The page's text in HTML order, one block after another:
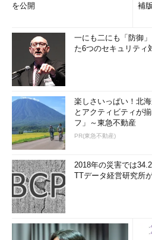
を公開
補
一にも二にも「防御
た6つのセキュリティ
楽しさいっぱい！北
とアクティビティが
フ」～東急不動産
PR(東急不動産)
2018年の災害では
TTデータ経営研究所